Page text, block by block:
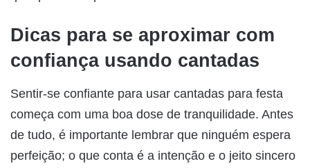
Dicas para se aproximar com
confiança usando cantadas
Sentir-se confiante para usar cantadas para festa
começa com uma boa dose de tranquilidade. Antes
de tudo, é importante lembrar que ninguém espera
perfeição; o que conta é a intenção e o jeito sincero